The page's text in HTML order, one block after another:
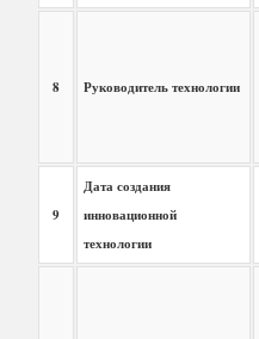
8 Руководитель технологии
9
Дата создания
инновационной
технологии